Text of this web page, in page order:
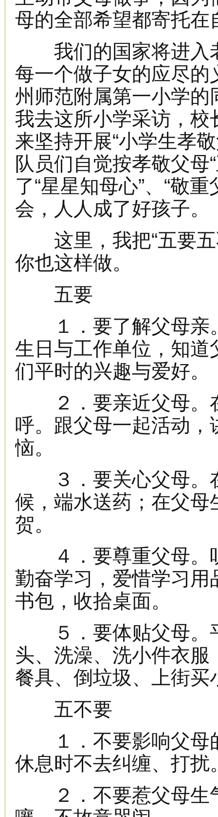
母的全部希望都寄托在
我们的国家将进入
每一个做子女的应尽
州师范附属第一小学
我去这所小学采访，
来坚持开展“小学生孝
队员们自觉按孝敬父母
了“星星知母心”、“敬
会，人人成了好孩子。
这里，我把“五要五
你也这样做。
五要
１．要了解父母亲
生日与工作单位，知
们平时的兴趣与爱好。
２．要亲近父母。
呼。跟父母一起活动
恼。
３．要关心父母。
候，端水送药；在父
贺。
４．要尊重父母。
勤奋学习，爱惜学习
书包，收拾桌面。
５．要体贴父母。
头、洗澡、洗小件衣
餐具、倒垃圾、上街买
五不要
１．不要影响父母
休息时不去纠缠、打扰
２．不要惹父母生